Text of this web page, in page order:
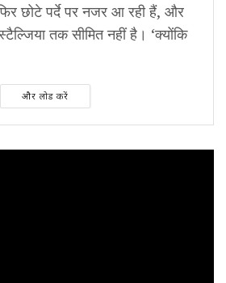
छोटे पर्दे पर नजर आ रही हैं, और
तक सीमित नहीं है। ‘क्योंकि
और लोड करें